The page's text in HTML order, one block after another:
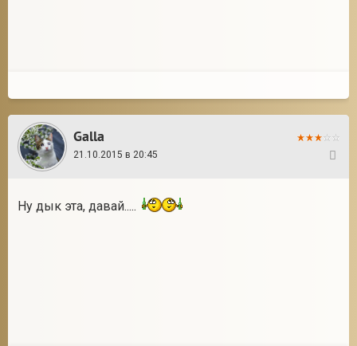
Galla
21.10.2015 в 20:45
Ну дык эта, давай.....